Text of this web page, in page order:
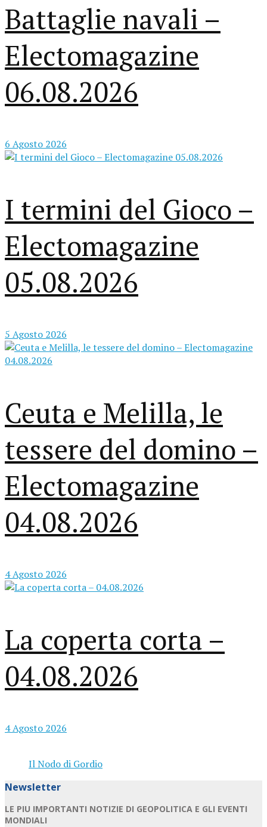
Battaglie navali –
Electomagazine
06.08.2026
6 Agosto 2026
I termini del Gioco –
Electomagazine
05.08.2026
5 Agosto 2026
Ceuta e Melilla, le
tessere del domino –
Electomagazine
04.08.2026
4 Agosto 2026
La coperta corta –
04.08.2026
4 Agosto 2026
Il Nodo di Gordio
Newsletter
LE PIU IMPORTANTI NOTIZIE DI GEOPOLITICA E GLI EVENTI
MONDIALI